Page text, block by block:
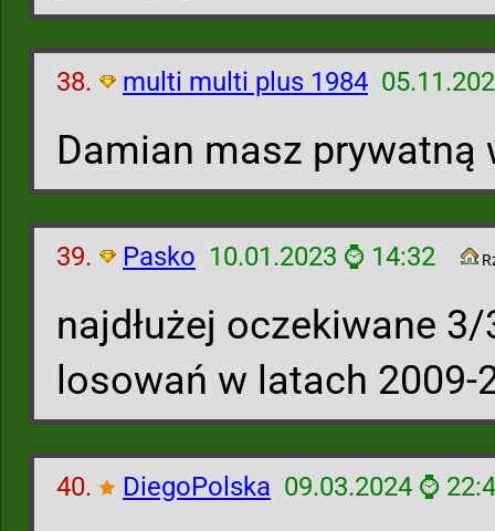
38. multi multi plus 1984
Damian masz prywatną
39. Pasko 10.01.2023 ⌚ 14:32
najdłużej oczekiwane
losowań w latach 2009-
40. DiegoPolska 09.03.2024 ⌚